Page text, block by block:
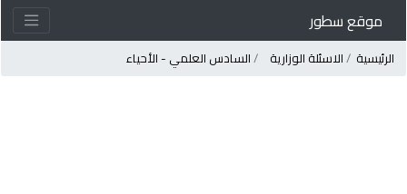
موقع سطور
الرئيسية الاسئلة الوزارية السادس العلمي - الأحياء